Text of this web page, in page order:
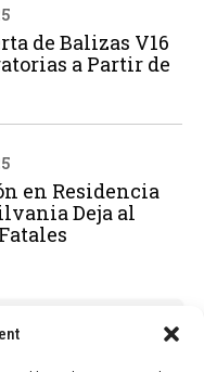
de Balizas V16
a Partir de
en Residencia
Deja al